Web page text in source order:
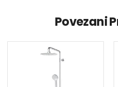
Povezani